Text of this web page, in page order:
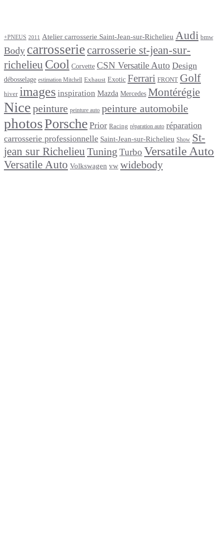
+PNEUS 2011 Atelier carrosserie Saint-Jean-sur-Richelieu Audi bmw
Body carrosserie carrosserie st-jean-sur-
richelieu Cool Corvette CSN Versatile Auto Design
débosselage estimation Mitchell Exhaust Exotic Ferrari FRONT Golf
hiver images inspiration Mazda Mercedes Montérégie
Nice peinture peinture auto peinture automobile
photosPorsche Prior Racing réparation auto réparation
carrosserie professionnelle Saint-Jean-sur-Richelieu Show St-
jean sur Richelieu Tuning Turbo Versatile Auto
Versatile Auto Volkswagen vw widebody